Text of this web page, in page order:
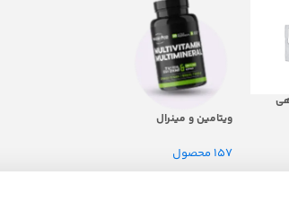
ویتامین و مینرال
157 محصول